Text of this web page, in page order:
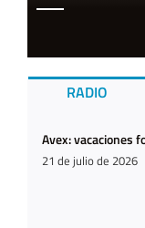
RADIO
Avex: vacaciones
21 de julio de 2026